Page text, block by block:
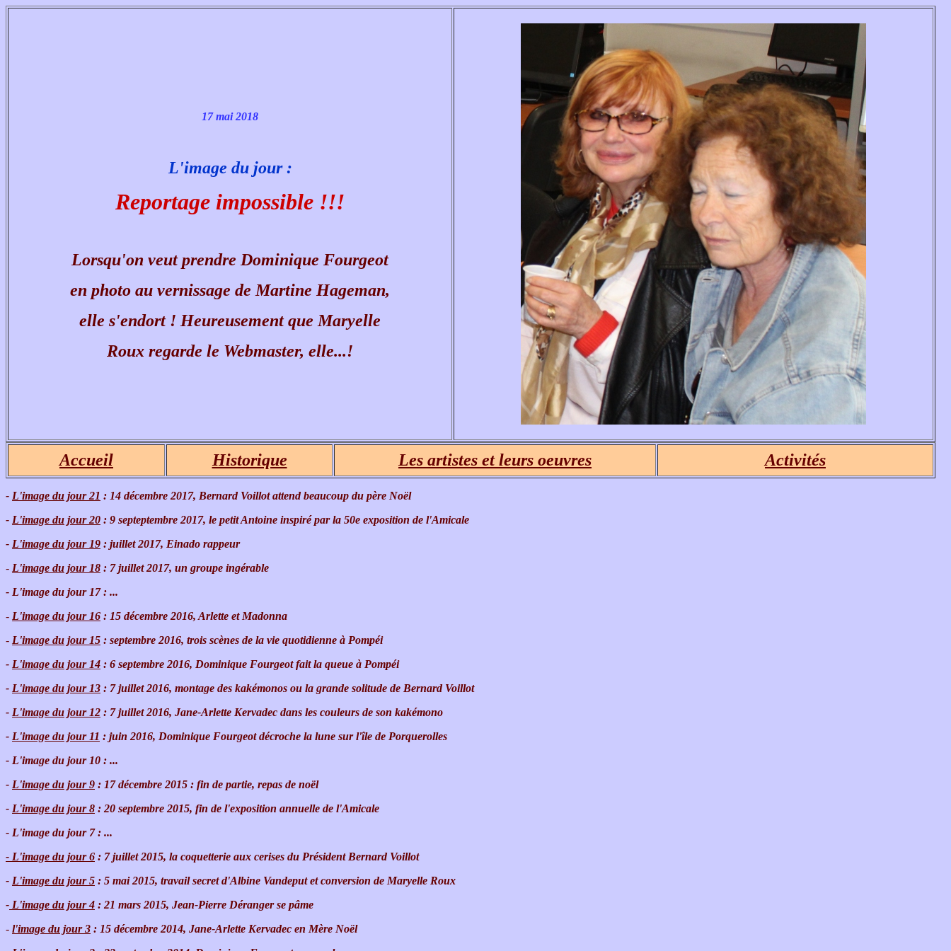
17 mai 2018
L'image du jour :
Reportage impossible !!!
Lorsqu'on veut prendre Dominique Fourgeot
en photo au vernissage de Martine Hageman,
elle s'endort ! Heureusementque Maryelle
Roux regarde le Webmaster, elle...!
Accueil Historique Les artistes et leurs oeuvres Activités
- L'image du jour 21 : 14 décembre 2017, Bernard Voillot attend beaucoup du père Noël
- L'image du jour 20 : 9 septeptembre 2017, le petit Antoine inspiré par la 50e exposition de l'Amicale
- L'image du jour 19 : juillet 2017, Einado rappeur
- L'image du jour 18 : 7 juillet 2017, un groupe ingérable
- L'image du jour 17 : ...
- L'image du jour 16 : 15 décembre 2016, Arlette et Madonna
- L'image du jour 15 : septembre 2016, trois scènes de la vie quotidienne à Pompéi
- L'image du jour 14 : 6 septembre 2016, Dominique Fourgeot fait la queue à Pompéi
- L'image du jour 13 : 7 juillet 2016, montage des kakémonos ou la grande solitude de Bernard Voillot
- L'image du jour 12 : 7 juillet 2016, Jane-Arlette Kervadec dans les couleurs de son kakémono
- L'image du jour 11 : juin 2016, Dominique Fourgeot décroche la lune sur l'île de Porquerolles
- L'image du jour 10 : ...
- L'image du jour 9 : 17 décembre 2015 : fin de partie, repas de noël
- L'image du jour 8 : 20 septembre 2015, fin de l'exposition annuelle de l'Amicale
- L'image du jour 7 : ...
- L'image du jour 6 : 7 juillet 2015, la coquetterie aux cerises du Président Bernard Voillot
- L'image du jour 5 : 5 mai 2015, travail secret d'Albine Vandeput et conversion de Maryelle Roux
- L'image du jour 4 : 21 mars 2015, Jean-Pierre Déranger se pâme
- l'image du jour 3 : 15 décembre 2014, Jane-Arlette Kervadec en Mère Noël